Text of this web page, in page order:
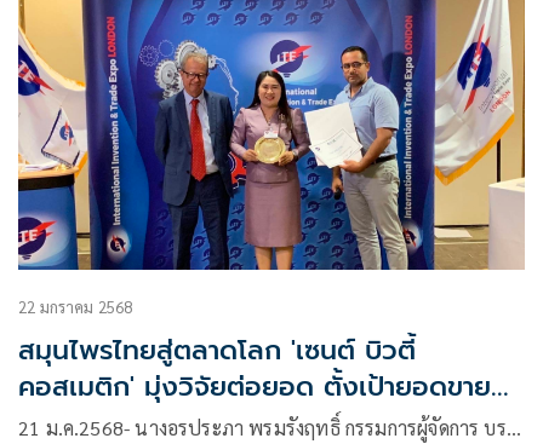
22 มกราคม 2568
สมุนไพรไทยสู่ตลาดโลก 'เซนต์ บิวตี้
คอสเมติก' มุ่งวิจัยต่อยอด ตั้งเป้ายอดขาย
270 ล้าน
21 ม.ค.2568- นางอรประภา พรมรังฤทธิ์ กรรมการผู้จัดการ บร…